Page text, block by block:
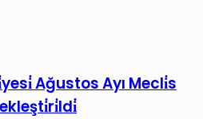
Ağustos Ayı Mecli̇s